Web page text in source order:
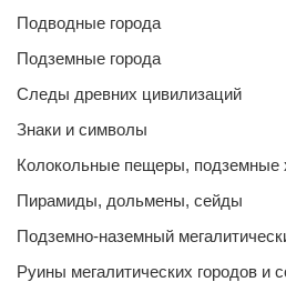
Подводные города
Подземные города
Следы древних цивилизаций
Знаки и символы
Колокольные пещеры, подземные
Пирамиды, дольмены, сейды
Подземно-наземный
Руины мегалитических городов и